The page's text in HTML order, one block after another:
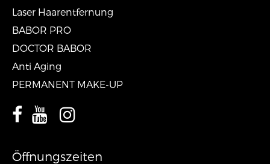
Laser Haarentfernung
BABOR PRO
DOCTOR BABOR
Anti Aging
PERMANENT MAKE-UP
Öffnungszeiten